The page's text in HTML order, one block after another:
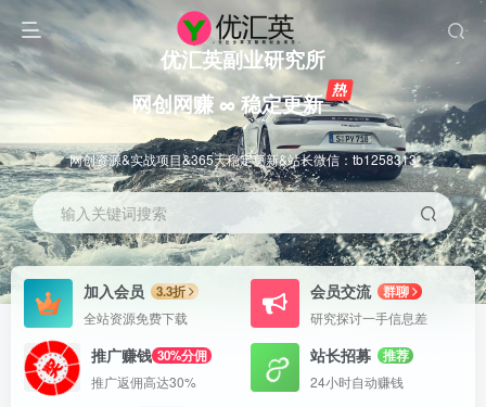
优汇英副业研究所
网创网赚 ∞ 稳定更新
网创资源&实战项目&365天稳定更新&站长微信：tb1258313
输入关键词搜索
加入会员
3.3折
全站资源免费下载
会员交流
群聊
研究探讨一手信息差
推广赚钱 30%分佣
推广返佣高达30%
站长招募
推荐
24小时自动赚钱